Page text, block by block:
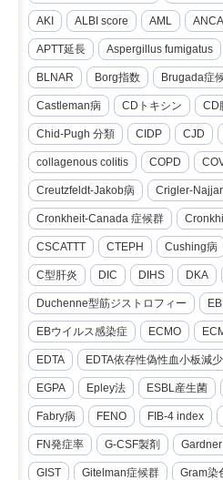
AKI ALBI score AML
APTT延長 Aspergillus fumigatus
BLNAR Borg指数 Brugada症
Castleman病 CDトキシン CD
Chid-Pugh 分類 CIDP CJD
collagenous colitis COPD
Creutzfeldt-Jakob病 Crigler-
Cronkheit-Canada 症候群
CSCATTT CTEPH Cushing病
C型肝炎 DIC DIHS DKA
Duchenne型筋ジストロフィー
EBウイルス感染症 ECMO
EDTA EDTA依存性偽性血小板減
EGPA Epley法 ESBL産生菌
Fabry病 FENO FIB-4 index
FN発症率 G-CSF製剤 Gardner
GIST Gitelman症候群 Gram染